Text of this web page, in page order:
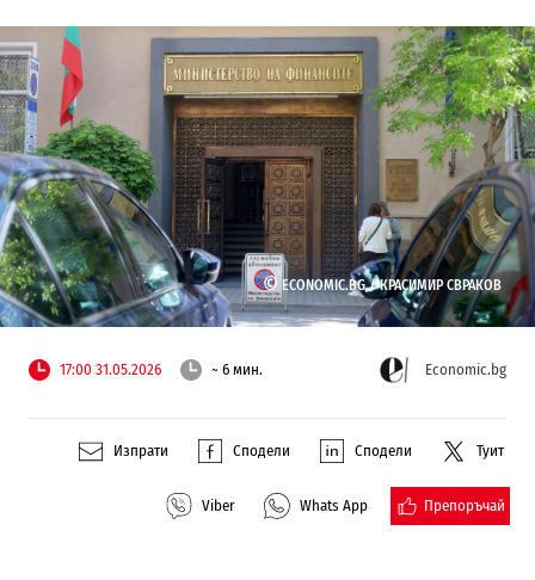
© ECONOMIC.BG /КРАСИМИР СВРАКОВ
17:00 31.05.2026 ~ 6 мин. Economic.bg
Изпрати Сподели Сподели Туит
Viber Whats App Препоръчай